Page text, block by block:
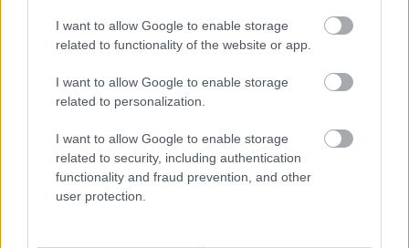
I want to allow Google to enable storage
related to functionality of the website or app.
I want to allow Google to enable storage
related to personalization.
I want to allow Google to enable storage
related to security, including authentication
functionality and fraud prevention, and other
user protection.
2 napja
Lassuló fejlesztési ütemre számít a Red Bull